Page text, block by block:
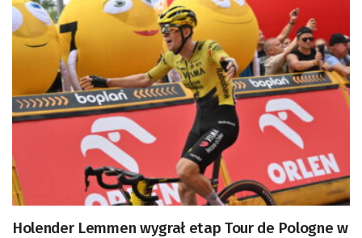
Holender Lemmen wygrał etap Tour de Pologne w